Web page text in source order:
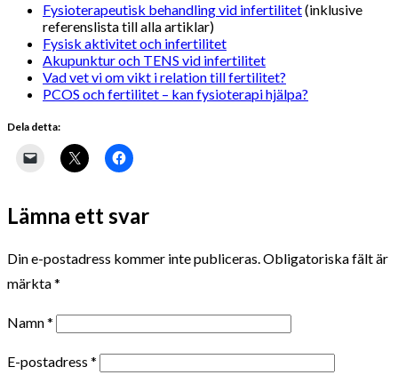
Fysioterapeutisk behandling vid infertilitet(inklusive
referenslista till alla artiklar)
Fysisk aktivitet och infertilitet
Akupunktur och TENS vid infertilitet
Vad vet vi om vikt i relation till fertilitet?
PCOS och fertilitet – kan fysioterapi hjälpa?
Dela detta:
Lämna ett svar
Din e-postadress kommer inte publiceras.Obligatoriska fält är
märkta*
Namn*
E-postadress *